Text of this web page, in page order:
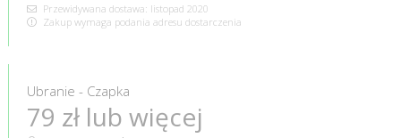
Przewidywana dostawa: listopad 2020
Zakup wymaga podania adresu dostarczenia
Ubranie - Czapka
79 zł lub więcej